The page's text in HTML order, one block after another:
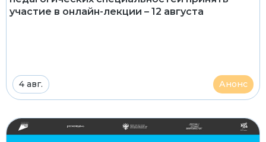
участие в онлайн-лекции – 12 августа
4 авг. Анонс